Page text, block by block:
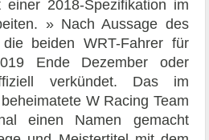
2018-Spezifikation im
» Nach Aussage des
beiden WRT-Fahrer für
Ende Dezember oder
verkündet. Das im
W Racing Team
einen Namen gemacht